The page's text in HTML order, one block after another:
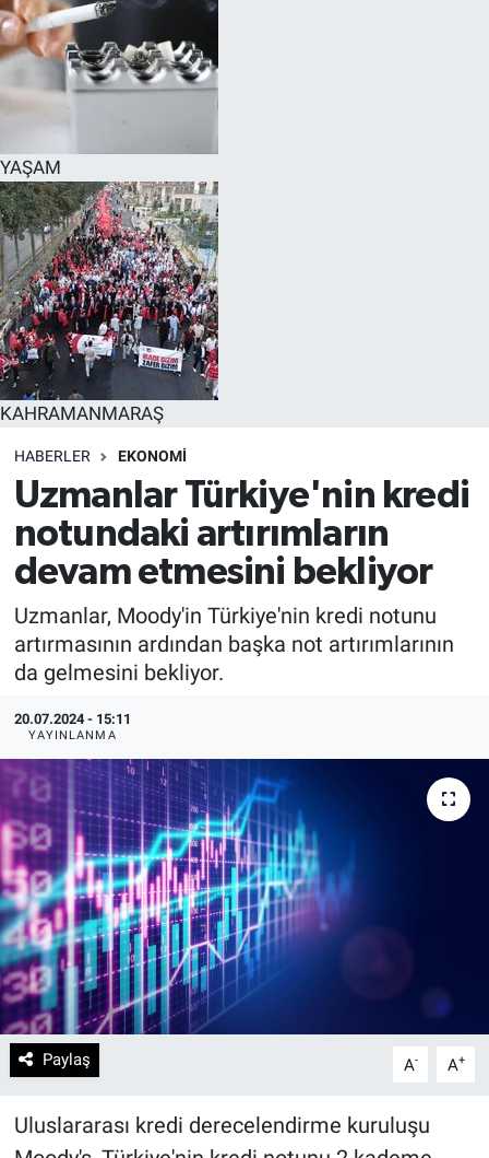
YAŞAM
KAHRAMANMARAŞ
HABERLER EKONOMİ
Uzmanlar Türkiye'nin kredi
notundaki artırımların
devam etmesini bekliyor
Uzmanlar, Moody'in Türkiye'nin kredi notunu
artırmasının ardından başka not artırımlarının
da gelmesini bekliyor.
20.07.2024 - 15:11
YAYINLANMA
Paylaş A- A+
Uluslararası kredi derecelendirme kuruluşu
EĞİTİM
EKONOMİ
KÜLTÜR-SANAT
MAGAZİN
SAĞLIK
TEKNOLOJİ
TİCARET